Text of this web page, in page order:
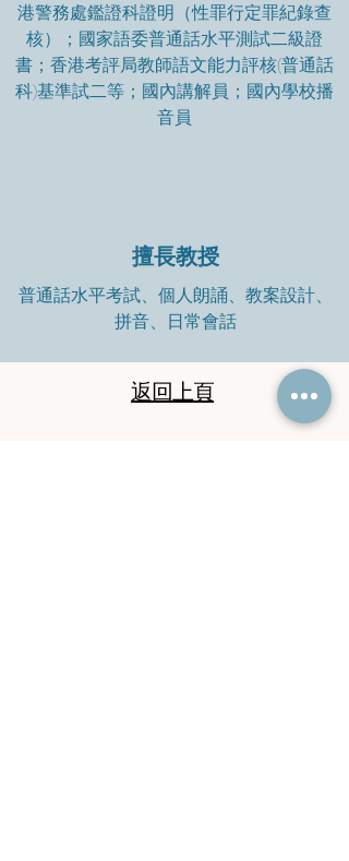
港警務處鑑證科證明（性罪行定罪紀錄查
核）；國家語委普通話水平測試二級證
書；香港考評局教師語文能力評核(普通話
科)基準試二等；國內講解員；國內學校播
音員
擅長教授
普通話水平考試、個人朗誦、教案設計、
拼音、日常會話
返回上頁